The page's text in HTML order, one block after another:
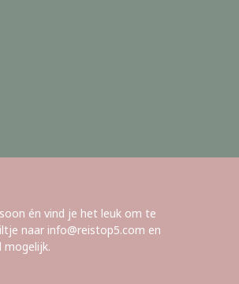
én vind je het leuk om te
naar info@reistop5.com en
mogelijk.